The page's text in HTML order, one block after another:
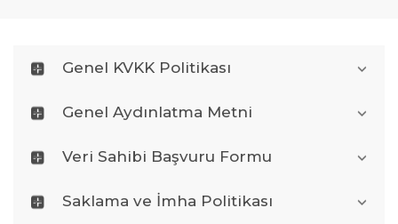
Genel KVKK Politikası
Genel Aydınlatma Metni
Veri Sahibi Başvuru Formu
Saklama ve İmha Politikası